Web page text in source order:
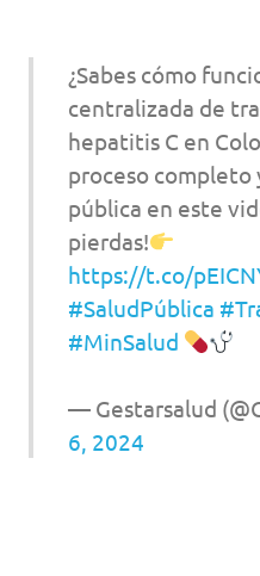
¿Sabes cómo
centralizada de
hepatitis C en
proceso completo
pública en este
pierdas!
https://t.co/
#SaludPública
#MinSalud
— Gestarsalud
6, 2024